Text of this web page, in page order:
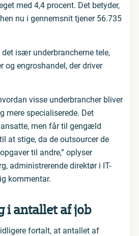
med 4,4 procent. Det betyder,
nu i gennemsnit tjener 56.735
det især underbrancherne tele,
og engroshandel, der driver
visse underbrancher bliver
mere specialiserede. Det
men får til gengæld
at stige, da de outsourcer de
til andre,” oplyser
administrerende direktør i IT-
kommentar.
i antallet af job
fortalt, at antallet af